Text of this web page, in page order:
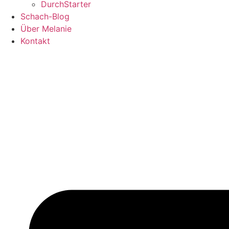
DurchStarter
Schach-Blog
Über Melanie
Kontakt